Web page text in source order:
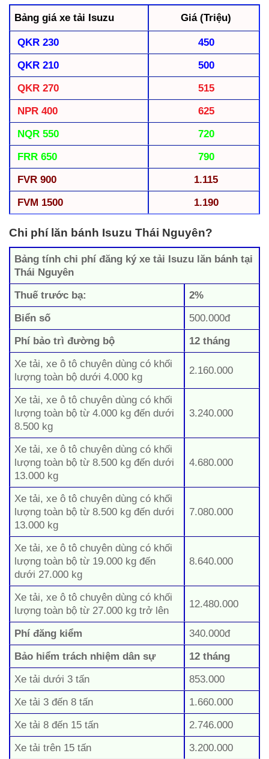
Bảng giá xe tải Isuzu Giá (Triệu)
QKR 230
450
QKR 210
500
QKR 270
515
NPR 400
625
NQR 550
720
FRR 650
790
FVR 900
1.115
FVM 1500
1.190
Chi phí lăn bánh Isuzu Thái Nguyên?
Bảng tính chi phí đăng ký xe tải Isuzu lăn bánh tại
Thái Nguyên
Thuế trước bạ:
2%
Biển số
500.000đ
Phí bảo trì đường bộ
12 tháng
Xe tải, xe ô tô chuyên dùng có khối
lượng toàn bộ dưới 4.000 kg
2.160.000
Xe tải, xe ô tô chuyên dùng có khối
lượng toàn bộ từ 4.000 kg đến dưới
8.500 kg
3.240.000
Xe tải, xe ô tô chuyên dùng có khối
lượng toàn bộ từ 8.500 kg đến dưới
13.000 kg
4.680.000
Xe tải, xe ô tô chuyên dùng có khối
lượng toàn bộ từ 8.500 kg đến dưới
13.000 kg
7.080.000
Xe tải, xe ô tô chuyên dùng có khối
lượng toàn bộ từ 19.000 kg đến
dưới 27.000 kg
8.640.000
Xe tải, xe ô tô chuyên dùng có khối
lượng toàn bộ từ 27.000 kg trở lên
12.480.000
Phí đăng kiểm
340.000đ
Bảo hiểm trách nhiệm dân sự
12 tháng
Xe tải dưới 3 tấn
853.000
Xe tải 3 đến 8 tấn
1.660.000
Xe tải 8 đến 15 tấn
2.746.000
Xe tải trên 15 tấn
3.200.000